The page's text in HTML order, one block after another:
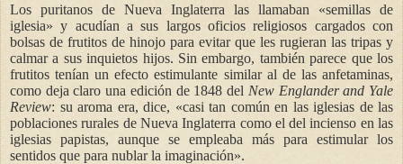
Los puritanos de Nueva Inglaterra las llamaban «semillas de
iglesia» y acudían a sus largos oficios religiosos cargados con
bolsas de frutitos de hinojo para evitar que les rugieran las tripas y
calmar a sus inquietos hijos. Sin embargo, también parece que los
frutitos tenían un efecto estimulante similar al de las anfetaminas,
como deja claro una edición de 1848 del New Englander and Yale
Review: su aroma era, dice, «casi tan común en las iglesias de las
poblaciones rurales de Nueva Inglaterra como el del incienso en las
iglesias papistas, aunque se empleaba más para estimular los
sentidos que para nublar la imaginación».